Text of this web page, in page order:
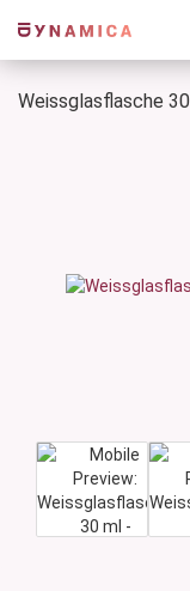
Weissglasflasche